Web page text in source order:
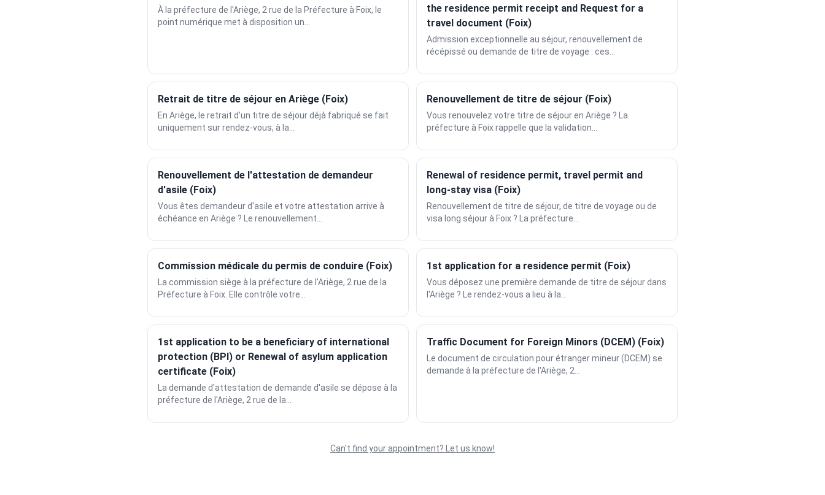
À la préfecture de l'Ariège, 2 rue de la Préfecture à Foix, le
point numérique met à disposition un...
the residence permit receipt and Request for a
travel document (Foix)
Admission exceptionnelle au séjour, renouvellement de
récépissé ou demande de titre de voyage : ces...
Retrait de titre de séjour en Ariège (Foix)
En Ariège, le retrait d'un titre de séjour déjà fabriqué se fait
uniquement sur rendez-vous, à la...
Renouvellement de titre de séjour (Foix)
Vous renouvelez votre titre de séjour en Ariège ? La
préfecture à Foix rappelle que la validation...
Renouvellement de l'attestation de demandeur
d'asile (Foix)
Vous êtes demandeur d'asile et votre attestation arrive à
échéance en Ariège ? Le renouvellement...
Renewal of residence permit, travel permit and
long-stay visa (Foix)
Renouvellement de titre de séjour, de titre de voyage ou de
visa long séjour à Foix ? La préfecture...
Commission médicale du permis de conduire (Foix)
La commission siège à la préfecture de l'Ariège, 2 rue de la
Préfecture à Foix. Elle contrôle votre...
1st application for a residence permit (Foix)
Vous déposez une première demande de titre de séjour dans
l'Ariège ? Le rendez-vous a lieu à la...
1st application to be a beneficiary of international
protection (BPI) or Renewal of asylum application
certificate (Foix)
La demande d'attestation de demande d'asile se dépose à la
préfecture de l'Ariège, 2 rue de la...
Traffic Document for Foreign Minors (DCEM) (Foix)
Le document de circulation pour étranger mineur (DCEM) se
demande à la préfecture de l'Ariège, 2...
Can't find your appointment? Let us know!